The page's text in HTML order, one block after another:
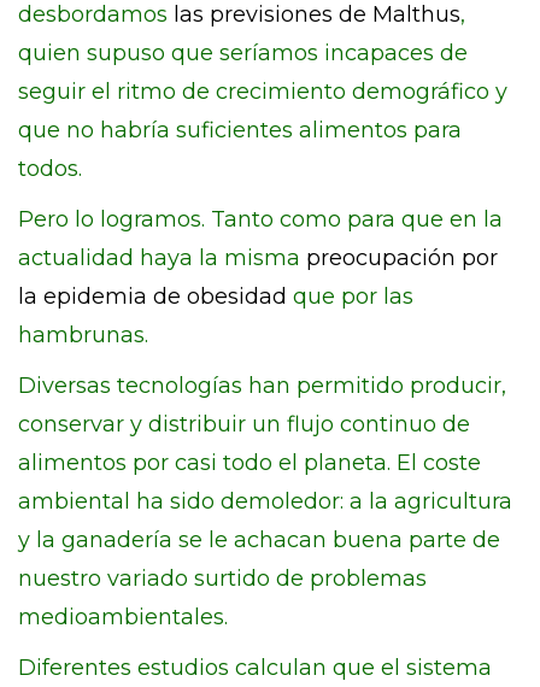
desbordamos las previsiones de Malthus,
quien supuso que seríamos incapaces de
seguir el ritmo de crecimiento demográfico y
que no habría suficientes alimentos para
todos.
Pero lo logramos. Tanto como para que en la
actualidad haya la misma preocupación por
la epidemia de obesidad que por las
hambrunas.
Diversas tecnologías han permitido producir,
conservar y distribuir un flujo continuo de
alimentos por casi todo el planeta. El coste
ambiental ha sido demoledor: a la agricultura
y la ganadería se le achacan buena parte de
nuestro variado surtido de problemas
medioambientales.
Diferentes estudios calculan que el sistema